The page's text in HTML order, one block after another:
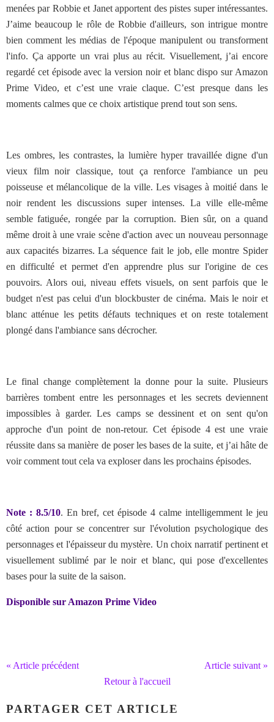
menées par Robbie et Janet apportent des pistes super intéressantes.
J’aime beaucoup le rôle de Robbie d'ailleurs, son intrigue montre
bien comment les médias de l'époque manipulent ou transforment
l'info. Ça apporte un vrai plus au récit. Visuellement, j’ai encore
regardé cet épisode avec la version noir et blanc dispo sur Amazon
Prime Video, et c’est une vraie claque. C’est presque dans les
moments calmes que ce choix artistique prend tout son sens.
Les ombres, les contrastes, la lumière hyper travaillée digne d'un
vieux film noir classique, tout ça renforce l'ambiance un peu
poisseuse et mélancolique de la ville. Les visages à moitié dans le
noir rendent les discussions super intenses. La ville elle-même
semble fatiguée, rongée par la corruption. Bien sûr, on a quand
même droit à une vraie scène d'action avec un nouveau personnage
aux capacités bizarres. La séquence fait le job, elle montre Spider
en difficulté et permet d'en apprendre plus sur l'origine de ces
pouvoirs. Alors oui, niveau effets visuels, on sent parfois que le
budget n'est pas celui d'un blockbuster de cinéma. Mais le noir et
blanc atténue les petits défauts techniques et on reste totalement
plongé dans l'ambiance sans décrocher.
Le final change complètement la donne pour la suite. Plusieurs
barrières tombent entre les personnages et les secrets deviennent
impossibles à garder. Les camps se dessinent et on sent qu'on
approche d'un point de non-retour. Cet épisode 4 est une vraie
réussite dans sa manière de poser les bases de la suite, et j’ai hâte de
voir comment tout cela va exploser dans les prochains épisodes.
Note : 8.5/10. En bref, cet épisode 4 calme intelligemment le jeu
côté action pour se concentrer sur l'évolution psychologique des
personnages et l'épaisseur du mystère. Un choix narratif pertinent et
visuellement sublimé par le noir et blanc, qui pose d'excellentes
bases pour la suite de la saison.
Disponible sur Amazon Prime Video
« Article précédent
Article suivant »
Retour à l'accueil
PARTAGER CET ARTICLE